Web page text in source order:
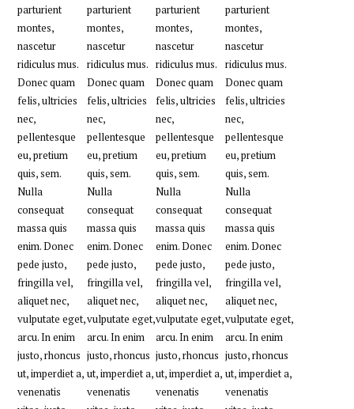
parturient
montes,
nascetur
ridiculus mus.
Donec quam
felis, ultricies
nec,
pellentesque
eu, pretium
quis, sem.
Nulla
consequat
massa quis
enim. Donec
pede justo,
fringilla vel,
aliquet nec,
vulputate eget,
arcu. In enim
justo, rhoncus
ut, imperdiet a,
venenatis
parturient
montes,
nascetur
ridiculus mus.
Donec quam
felis, ultricies
nec,
pellentesque
eu, pretium
quis, sem.
Nulla
consequat
massa quis
enim. Donec
pede justo,
fringilla vel,
aliquet nec,
vulputate eget,
arcu. In enim
justo, rhoncus
ut, imperdiet a,
venenatis
parturient
montes,
nascetur
ridiculus mus.
Donec quam
felis, ultricies
nec,
pellentesque
eu, pretium
quis, sem.
Nulla
consequat
massa quis
enim. Donec
pede justo,
fringilla vel,
aliquet nec,
vulputate eget,
arcu. In enim
justo, rhoncus
ut, imperdiet a,
venenatis
parturient
montes,
nascetur
ridiculus mus.
Donec quam
felis, ultricies
nec,
pellentesque
eu, pretium
quis, sem.
Nulla
consequat
massa quis
enim. Donec
pede justo,
fringilla vel,
aliquet nec,
vulputate eget,
arcu. In enim
justo, rhoncus
ut, imperdiet a,
venenatis